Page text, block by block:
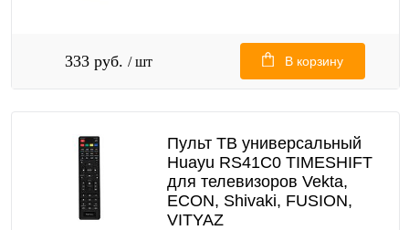
333 руб. / шт В корзину
Пульт ТВ универсальный
Huayu RS41C0 TIMESHIFT
для телевизоров Vekta,
ECON, Shivaki, FUSION,
VITYAZ